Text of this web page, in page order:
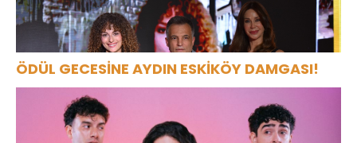
ÖDÜL GECESİNE AYDIN ESKİKÖY DAMGASI!